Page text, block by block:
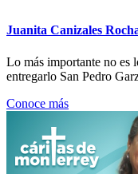
Juanita Canizales
Lo más importante no es
entregarlo San Pedro
Conoce más